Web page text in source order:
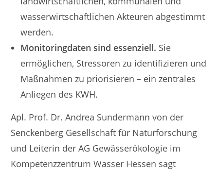
wasserwirtschaftlichen Akteuren abgestimmt
werden.
Monitoringdaten sind essenziell. Sie
ermöglichen, Stressoren zu identifizieren und
Maßnahmen zu priorisieren – ein zentrales
Anliegen des KWH.
Apl. Prof. Dr. Andrea Sundermann von der
Senckenberg Gesellschaft für Naturforschung
und Leiterin der AG Gewässerökologie im
Kompetenzzentrum Wasser Hessen sagt